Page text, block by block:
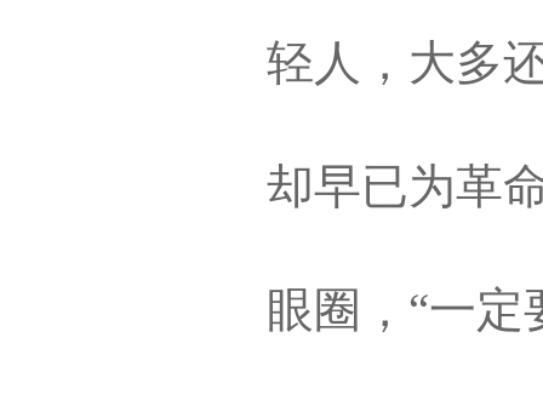
轻人，大多
却早已为革
眼圈，“一